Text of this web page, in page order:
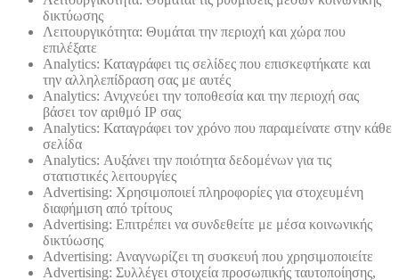
δικτύωσης
Λειτουργικότητα: Θυμάται την περιοχή και χώρα που
επιλέξατε
Analytics: Καταγράφει τις σελίδες που επισκεφτήκατε και
την αλληλεπίδραση σας με αυτές
Analytics: Ανιχνεύει την τοποθεσία και την περιοχή σας
βάσει τον αριθμό ΙΡ σας
Analytics: Καταγράφει τον χρόνο που παραμείνατε στην κάθε
σελίδα
Analytics: Αυξάνει την ποιότητα δεδομένων για τις
στατιστικές λειτουργίες
Advertising: Χρησιμοποιεί πληροφορίες για στοχευμένη
διαφήμιση από τρίτους
Advertising: Επιτρέπει να συνδεθείτε με μέσα κοινωνικής
δικτύωσης
Advertising: Αναγνωρίζει τη συσκευή που χρησιμοποιείτε
Advertising: Συλλέγει στοιχεία προσωπικής ταυτοποίησης,